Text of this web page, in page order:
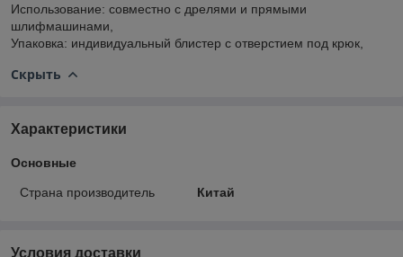
Использование: совместно с дрелями и прямыми
шлифмашинами,
Упаковка: индивидуальный блистер с отверстием под крюк,
Скрыть
Характеристики
Основные
Страна производитель Китай
Условия доставки